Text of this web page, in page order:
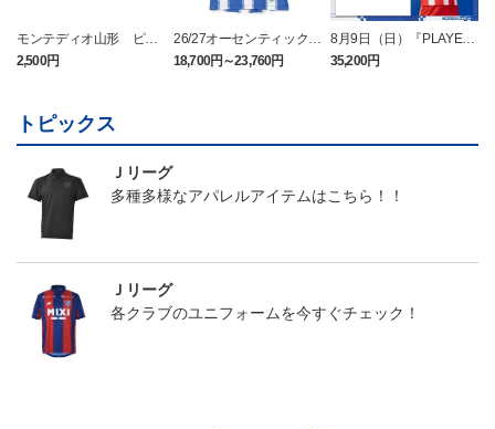
モンテディオ山形 ピカ
チュウ タオルマフラー
2,500円
26/27オーセンティックユ
ニフォーム半袖（FP1st）
18,700円～23,760円
8月9日（日）『PLAYER
OF THE DAY』ユニフォ
ーム（半袖）
35,200円
トピックス
Ｊリーグ
多種多様なアパレルアイテムはこちら！！
Ｊリーグ
各クラブのユニフォームを今すぐチェック！